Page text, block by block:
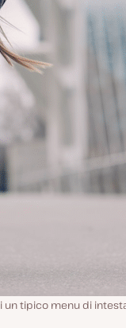
un tipico menu di